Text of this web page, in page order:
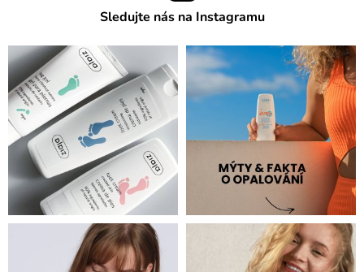
Sledujte nás na Instagramu